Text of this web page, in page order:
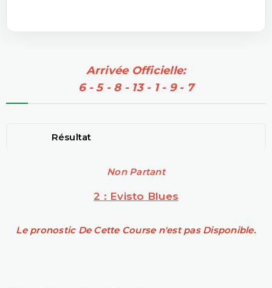
Arrivée Officielle:
6 - 5 - 8 - 13 - 1 - 9 - 7
Résultat
Non Partant
2 : Evisto Blues
Le pronostic De Cette Course n'est pas Disponible.